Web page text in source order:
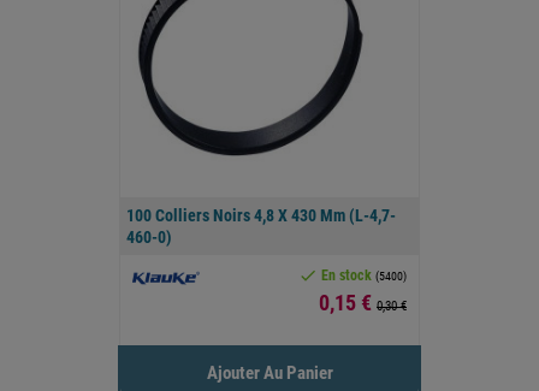
100 Colliers Noirs 4,8 X 430 Mm (L-4,7-
460-0)
 En stock (5400)
Prix
0,15 € 0,30 €
Ajouter Au Panier